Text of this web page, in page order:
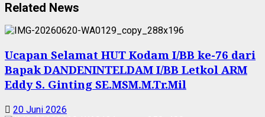
Related News
Ucapan Selamat HUT Kodam I/BB ke-76 dari
Bapak DANDENINTELDAM I/BB Letkol ARM
Eddy S. Ginting SE.MSM.M.Tr.Mil
20 Juni 2026